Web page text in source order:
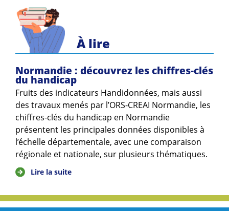
À lire
Normandie : découvrez les chiffres-clés
du handicap
Fruits des indicateurs Handidonnées, mais aussi
des travaux menés par l’ORS-CREAI Normandie, les
chiffres-clés du handicap en Normandie
présentent les principales données disponibles à
l’échelle départementale, avec une comparaison
régionale et nationale, sur plusieurs thématiques.
Lire la suite